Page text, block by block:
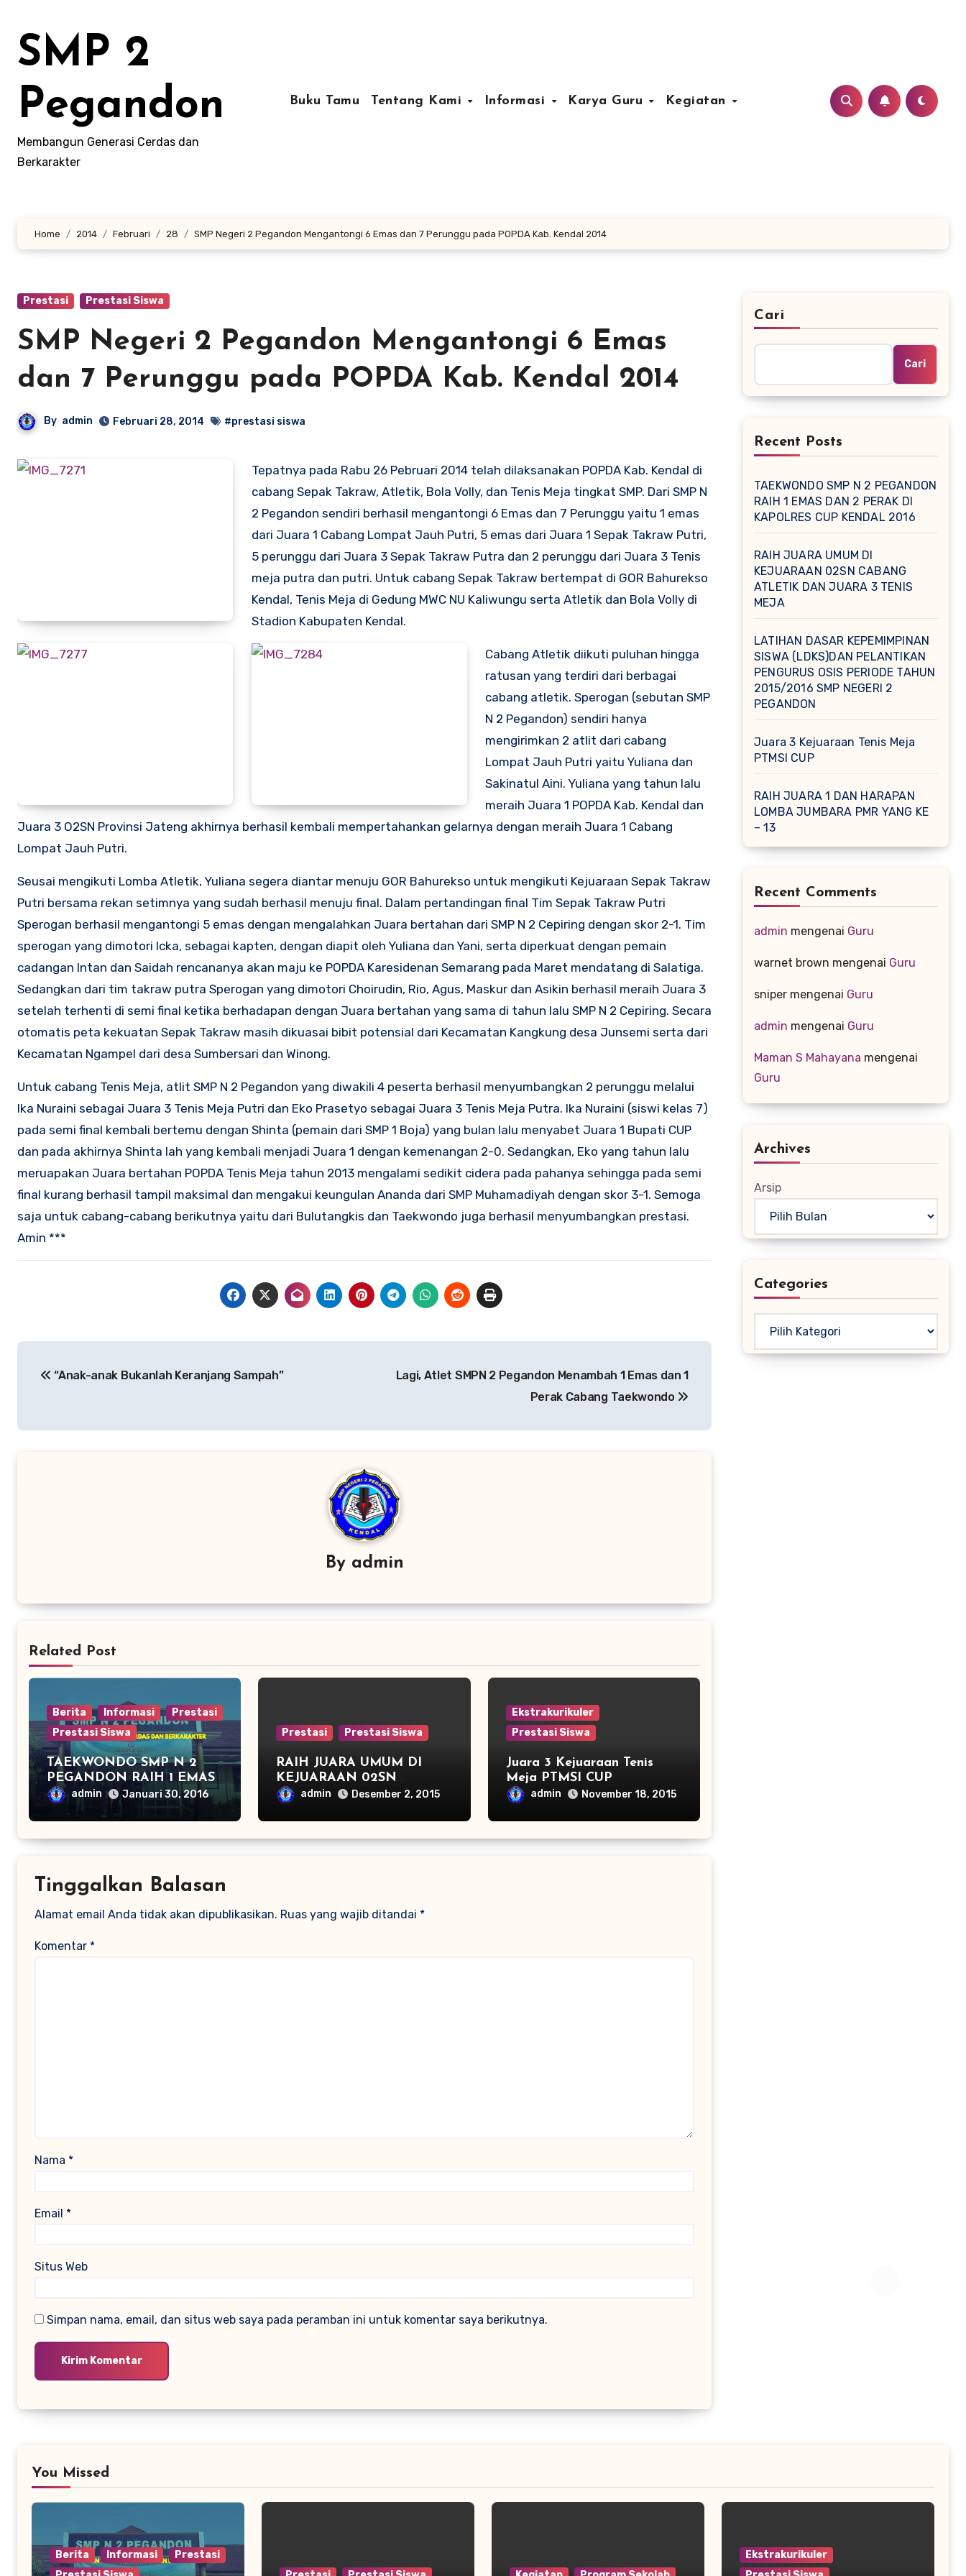
kontenSMP 2
Pegandon
Membangun Generasi Cerdas dan
Berkarakter
Buku Tamu Tentang Kami Informasi Karya Guru Kegiatan
Home 2014 Februari 28 SMP Negeri 2 Pegandon Mengantongi 6 Emas dan 7 Perunggu pada POPDA Kab. Kendal 2014
Prestasi Prestasi Siswa
SMP Negeri 2 Pegandon Mengantongi 6 Emas
dan 7 Perunggu pada POPDA Kab. Kendal 2014
By admin Februari 28, 2014 #prestasi siswa
Tepatnya pada Rabu 26 Pebruari 2014 telah dilaksanakan POPDA Kab. Kendal di
cabang Sepak Takraw, Atletik, Bola Volly, dan Tenis Meja tingkat SMP. Dari SMP N
2 Pegandon sendiri berhasil mengantongi 6 Emas dan 7 Perunggu yaitu 1 emas
dari Juara 1 Cabang Lompat Jauh Putri, 5 emas dari Juara 1 Sepak Takraw Putri,
5 perunggu dari Juara 3 Sepak Takraw Putra dan 2 perunggu dari Juara 3 Tenis
meja putra dan putri. Untuk cabang Sepak Takraw bertempat di GOR Bahurekso
Kendal, Tenis Meja di Gedung MWC NU Kaliwungu serta Atletik dan Bola Volly di
Stadion Kabupaten Kendal.
Cabang Atletik diikuti puluhan hingga
ratusan yang terdiri dari berbagai
cabang atletik. Sperogan (sebutan SMP
N 2 Pegandon) sendiri hanya
mengirimkan 2 atlit dari cabang
Lompat Jauh Putri yaitu Yuliana dan
Sakinatul Aini. Yuliana yang tahun lalu
meraih Juara 1 POPDA Kab. Kendal dan
Juara 3 O2SN Provinsi Jateng akhirnya berhasil kembali mempertahankan gelarnya dengan meraih Juara 1 Cabang
Lompat Jauh Putri.
Seusai mengikuti Lomba Atletik, Yuliana segera diantar menuju GOR Bahurekso untuk mengikuti Kejuaraan Sepak Takraw
Putri bersama rekan setimnya yang sudah berhasil menuju final. Dalam pertandingan final Tim Sepak Takraw Putri
Sperogan berhasil mengantongi 5 emas dengan mengalahkan Juara bertahan dari SMP N 2 Cepiring dengan skor 2-1. Tim
sperogan yang dimotori Icka, sebagai kapten, dengan diapit oleh Yuliana dan Yani, serta diperkuat dengan pemain
cadangan Intan dan Saidah rencananya akan maju ke POPDA Karesidenan Semarang pada Maret mendatang di Salatiga.
Sedangkan dari tim takraw putra Sperogan yang dimotori Choirudin, Rio, Agus, Maskur dan Asikin berhasil meraih Juara 3
setelah terhenti di semi final ketika berhadapan dengan Juara bertahan yang sama di tahun lalu SMP N 2 Cepiring. Secara
otomatis peta kekuatan Sepak Takraw masih dikuasai bibit potensial dari Kecamatan Kangkung desa Junsemi serta dari
Kecamatan Ngampel dari desa Sumbersari dan Winong.
Untuk cabang Tenis Meja, atlit SMP N 2 Pegandon yang diwakili 4 peserta berhasil menyumbangkan 2 perunggu melalui
Ika Nuraini sebagai Juara 3 Tenis Meja Putri dan Eko Prasetyo sebagai Juara 3 Tenis Meja Putra. Ika Nuraini (siswi kelas 7)
pada semi final kembali bertemu dengan Shinta (pemain dari SMP 1 Boja) yang bulan lalu menyabet Juara 1 Bupati CUP
dan pada akhirnya Shinta lah yang kembali menjadi Juara 1 dengan kemenangan 2-0. Sedangkan, Eko yang tahun lalu
meruapakan Juara bertahan POPDA Tenis Meja tahun 2013 mengalami sedikit cidera pada pahanya sehingga pada semi
final kurang berhasil tampil maksimal dan mengakui keungulan Ananda dari SMP Muhamadiyah dengan skor 3-1. Semoga
saja untuk cabang-cabang berikutnya yaitu dari Bulutangkis dan Taekwondo juga berhasil menyumbangkan prestasi.
Amin ***
pos “Anak-anak Bukanlah Keranjang Sampah”
Lagi, Atlet SMPN 2 Pegandon Menambah 1 Emas dan 1
Perak Cabang Taekwondo
By admin
Related Post
Berita Informasi
Prestasi
Prestasi Siswa
TAEKWONDO SMP N 2
PEGANDON RAIH 1 EMAS
DAN 2 PERAK DI
KAPOLRES CUP KENDAL
2016
admin Januari 30, 2016
Prestasi Prestasi Siswa
RAIH JUARA UMUM DI
KEJUARAAN 02SN
CABANG ATLETIK DAN
JUARA 3 TENIS MEJA
admin Desember 2, 2015
Ekstrakurikuler
Prestasi Siswa
Juara 3 Kejuaraan Tenis
Meja PTMSI CUP
admin November 18, 2015
Tinggalkan Balasan
Alamat email Anda tidak akan dipublikasikan. Ruas yang wajib ditandai *
Komentar *
Nama *
Email *
Situs Web
Simpan nama, email, dan situs web saya pada peramban ini untuk komentar saya berikutnya.
Cari
Cari
Recent Posts
TAEKWONDO SMP N 2 PEGANDON
RAIH 1 EMAS DAN 2 PERAK DI
KAPOLRES CUP KENDAL 2016
RAIH JUARA UMUM DI
KEJUARAAN 02SN CABANG
ATLETIK DAN JUARA 3 TENIS
MEJA
LATIHAN DASAR KEPEMIMPINAN
SISWA (LDKS)DAN PELANTIKAN
PENGURUS OSIS PERIODE TAHUN
2015/2016 SMP NEGERI 2
PEGANDON
Juara 3 Kejuaraan Tenis Meja
PTMSI CUP
RAIH JUARA 1 DAN HARAPAN
LOMBA JUMBARA PMR YANG KE
– 13
Recent Comments
admin mengenai Guru
warnet brown mengenai Guru
sniper mengenai Guru
admin mengenai Guru
Maman S Mahayana mengenai
Guru
Archives
Arsip
Categories
You Missed
Berita Informasi
Prestasi
Ekstrakurikuler